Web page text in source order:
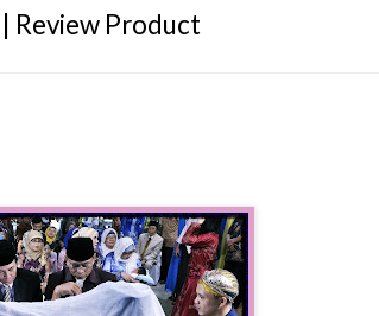
Review Product